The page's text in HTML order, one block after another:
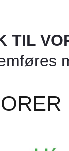
TIL